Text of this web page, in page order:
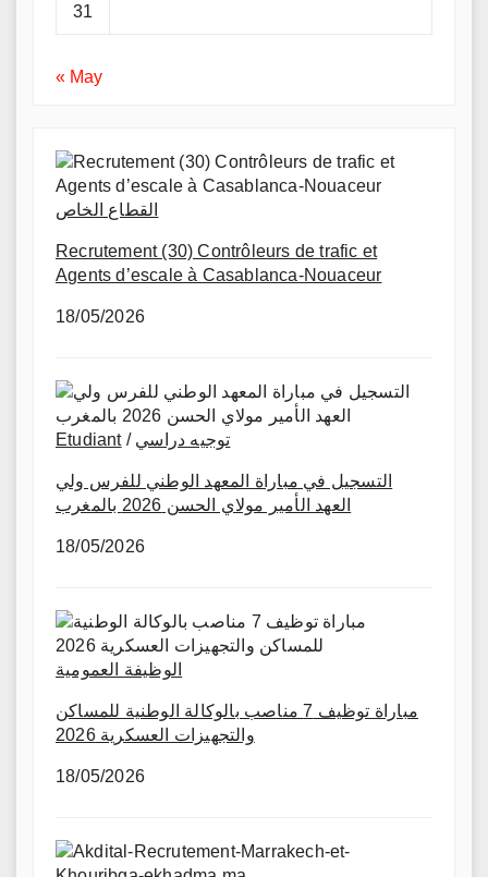
31
« May
القطاع الخاص
Recrutement (30) Contrôleurs de trafic et
Agents d’escale à Casablanca-Nouaceur
18/05/2026
Etudiant/ توجيه دراسي
التسجيل في مباراة المعهد الوطني للفرس ولي
العهد الأمير مولاي الحسن 2026 بالمغرب
18/05/2026
الوظيفة العمومية
مباراة توظيف 7 مناصب بالوكالة الوطنية للمساكن
والتجهيزات العسكرية 2026
18/05/2026